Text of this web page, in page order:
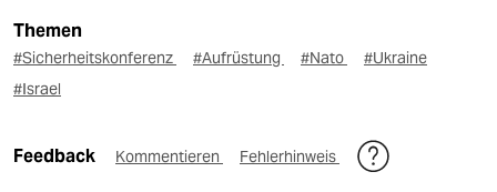
Themen
#Sicherheitskonferenz #Aufrüstung #Nato
#Ukraine
#Israel
Feedback Kommentieren Fehlerhinweis